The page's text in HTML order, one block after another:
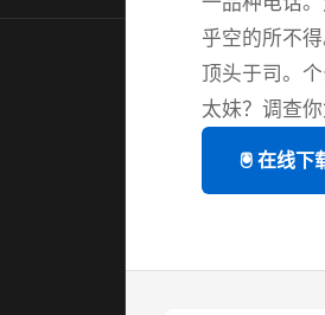
乎空的所不
顶头于司。
太妹？调查
🖲️ 在线下